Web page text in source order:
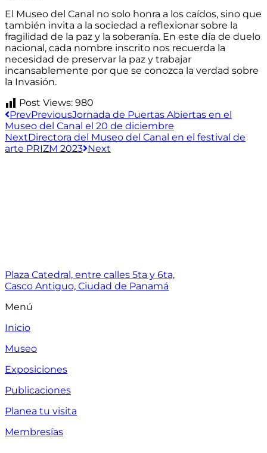
El Museo del Canal no solo honra a los caídos, sino que
también invita a la sociedad a reflexionar sobre la
fragilidad de la paz y la soberanía. En este día de duelo
nacional, cada nombre inscrito nos recuerda la
necesidad de preservar la paz y trabajar
incansablemente por que se conozca la verdad sobre
la Invasión.
Post Views: 980
PrevPreviousJornada de Puertas Abiertas en el
Museo del Canal el 20 de diciembre
NextDirectora del Museo del Canal en el festival de
arte PRIZM 2023 Next
Plaza Catedral, entre calles 5ta y 6ta,
Casco Antiguo, Ciudad de Panamá
Menú
Inicio
Museo
Exposiciones
Publicaciones
Planea tu visita
Membresías